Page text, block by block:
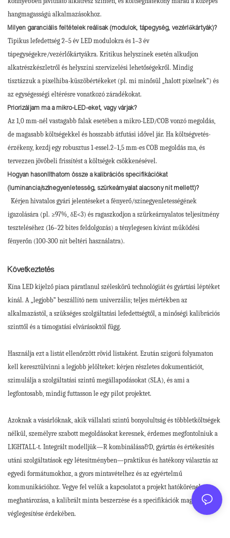
hangmagasságú alkalmazásokhoz.
Milyen garanciális feltételek reálisak (modulok, tápegység, vezérlőkártyák)?
Tipikus lefedettség 2–5 év LED modulokra és 1–3 év
tápegységekre/vezérlőkártyákra. Kritikus helyszínek esetén alkudjon
alkatrészkészletről és helyszíni szervizelési lehetőségekről. Mindig
tisztázzuk a pixelhiba-küszöbértékeket (pl. mi minősül „halott pixelnek”) és
az egységességi eltérésre vonatkozó záradékokat.
Priorizáljam ma a mikro-LED-eket, vagy várjak?
Az 1,0 mm-nél vastagabb falak esetében a mikro-LED/COB vonzó megoldás,
de magasabb költségekkel és hosszabb átfutási idővel jár. Ha költségvetés-
érzékeny, kezdj egy robusztus 1-essel.2–1,5 mm-es COB megoldás ma, és
tervezzen jövőbeli frissítést a költségek csökkenésével.
Hogyan hasonlíthatom össze a kalibrációs specifikációkat
(luminancia/színegyenletesség, szürkeárnyalat alacsony nit mellett)?
Kérjen hivatalos gyári jelentéseket a fényerő/színegyenletességének
igazolására (pl. ≥97%, δE<3) és ragaszkodjon a szürkeárnyalatos teljesítmény
teszteléséhez (16–22 bites feldolgozás) a ténylegesen kívánt működési
fényerőn (100-300 nit beltéri használatra).
Következtetés
Kína LED kijelző piaca páratlanul széleskörű technológiát és gyártási léptéket
kínál. A „legjobb” beszállító nem univerzális; teljes mértékben az
alkalmazástól, a szükséges szolgáltatási lefedettségtől, a minőségi kalibrációs
szinttől és a támogatási elvárásoktól függ.
Használja ezt a listát ellenőrzött rövid listaként. Ezután szigorú folyamaton
kell keresztülvinni a legjobb jelölteket: kérjen részletes dokumentációt,
szimulálja a szolgáltatási szintű megállapodásokat (SLA), és ami a
legfontosabb, mindig futtasson le egy pilot projektet.
Azoknak a vásárlóknak, akik vállalati szintű bonyolultság és többletköltségek
nélkül, személyre szabott megoldásokat keresnek, érdemes megfontolniuk a
LIGHTALL-t. Integrált modelljük—R kombinálása&D, gyártás és értékesítés
utáni szolgáltatások egy létesítményben—praktikus és hatékony választás az
egyedi formátumokhoz, a gyors mintavételhez és az egyértelmű
kommunikációhoz. Vegye fel velük a kapcsolatot a projekt hatókörének
meghatározása, a kalibrált minta beszerzése és a specifikációk magabiztos
véglegesítése érdekében.